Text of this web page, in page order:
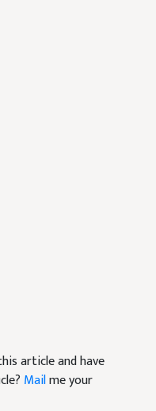
article and have
Mailme your